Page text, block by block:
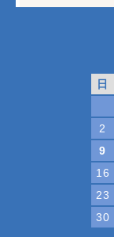
日
2
9
16
23
30